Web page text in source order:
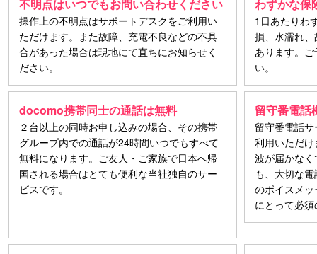
不明点はいつでもお問い合わせください
操作上の不明点はサポートデスクをご利用い
ただけます。また故障、充電不良などの不具
合があった場合は現地にて直ちにお知らせく
ださい。
わずかな保
1日あたりわ
損、水濡れ
あります。
い。
docomo携帯同士の通話は無料
２台以上の同時お申し込みの場合、その携帯
グループ内での通話が24時間いつでもすべて
無料になります。ご友人・ご家族で日本へ帰
国される場合はとても便利な当社独自のサー
ビスです。
留守番電話
留守番電話
利用いただ
波が届かな
も、大切な
のボイスメ
にとって必